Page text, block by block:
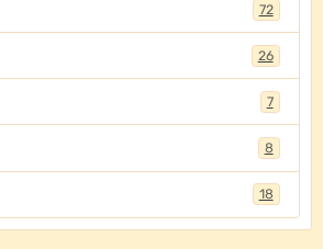
72
26
7
8
18